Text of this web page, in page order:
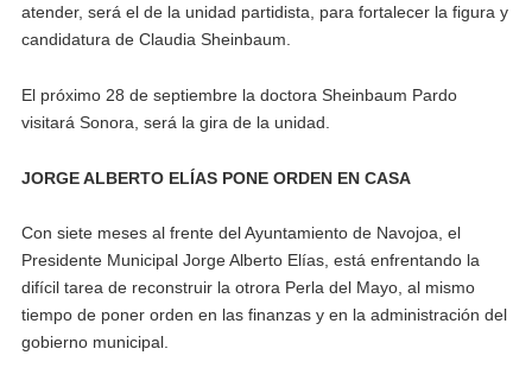
atender, será el de la unidad partidista, para fortalecer la figura y
candidatura de Claudia Sheinbaum.
El próximo 28 de septiembre la doctora Sheinbaum Pardo
visitará Sonora, será la gira de la unidad.
JORGE ALBERTO ELÍAS PONE ORDEN EN CASA
Con siete meses al frente del Ayuntamiento de Navojoa, el
Presidente Municipal Jorge Alberto Elías, está enfrentando la
difícil tarea de reconstruir la otrora Perla del Mayo, al mismo
tiempo de poner orden en las finanzas y en la administración del
gobierno municipal.